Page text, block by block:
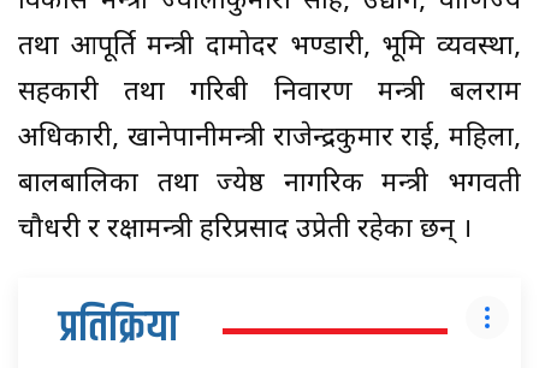
तथा आपूर्ति मन्त्री दामोदर भण्डारी, भूमि व्यवस्था,
सहकारी तथा गरिबी निवारण मन्त्री बलराम
अधिकारी, खानेपानीमन्त्री राजेन्द्रकुमार राई, महिला,
बालबालिका तथा ज्येष्ठ नागरिक मन्त्री भगवती
चौधरी र रक्षामन्त्री हरिप्रसाद उप्रेती रहेका छन् ।
प्रतिक्रिया